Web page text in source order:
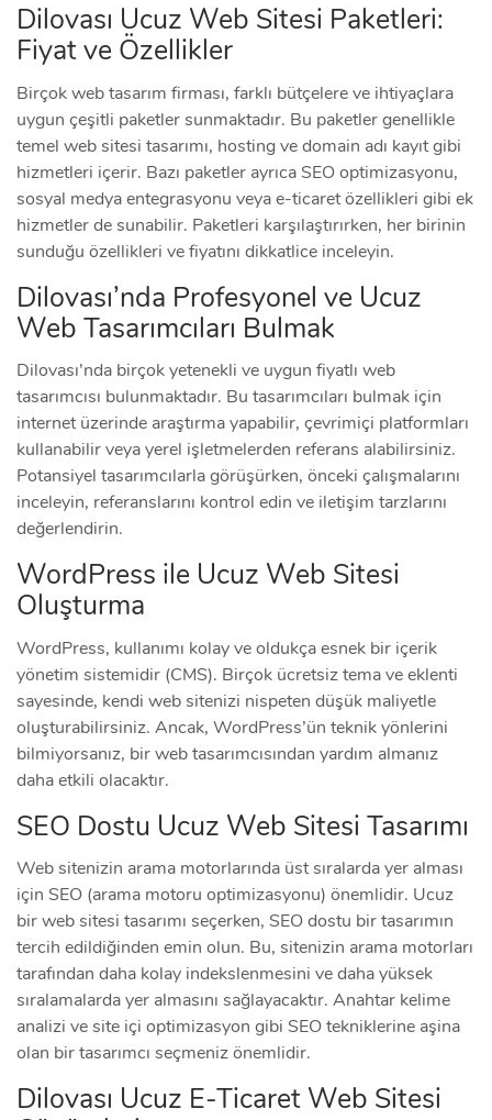
Dilovası Ucuz Web Sitesi Paketleri:
Fiyat ve Özellikler
Birçok web tasarım firması, farklı bütçelere ve ihtiyaçlara
uygun çeşitli paketler sunmaktadır. Bu paketler genellikle
temel web sitesi tasarımı, hosting ve domain adı kayıt gibi
hizmetleri içerir. Bazı paketler ayrıca SEO optimizasyonu,
sosyal medya entegrasyonu veya e-ticaret özellikleri gibi ek
hizmetler de sunabilir. Paketleri karşılaştırırken, her birinin
sunduğu özellikleri ve fiyatını dikkatlice inceleyin.
Dilovası’nda Profesyonel ve Ucuz
Web Tasarımcıları Bulmak
Dilovası’nda birçok yetenekli ve uygun fiyatlı web
tasarımcısı bulunmaktadır. Bu tasarımcıları bulmak için
internet üzerinde araştırma yapabilir, çevrimiçi platformları
kullanabilir veya yerel işletmelerden referans alabilirsiniz.
Potansiyel tasarımcılarla görüşürken, önceki çalışmalarını
inceleyin, referanslarını kontrol edin ve iletişim tarzlarını
değerlendirin.
WordPress ile Ucuz Web Sitesi
Oluşturma
WordPress, kullanımı kolay ve oldukça esnek bir içerik
yönetim sistemidir (CMS). Birçok ücretsiz tema ve eklenti
sayesinde, kendi web sitenizi nispeten düşük maliyetle
oluşturabilirsiniz. Ancak, WordPress’ün teknik yönlerini
bilmiyorsanız, bir web tasarımcısından yardım almanız
daha etkili olacaktır.
SEO Dostu Ucuz Web Sitesi Tasarımı
Web sitenizin arama motorlarında üst sıralarda yer alması
için SEO (arama motoru optimizasyonu) önemlidir. Ucuz
bir web sitesi tasarımı seçerken, SEO dostu bir tasarımın
tercih edildiğinden emin olun. Bu, sitenizin arama motorları
tarafından daha kolay indekslenmesini ve daha yüksek
sıralamalarda yer almasını sağlayacaktır. Anahtar kelime
analizi ve site içi optimizasyon gibi SEO tekniklerine aşina
olan bir tasarımcı seçmeniz önemlidir.
Dilovası Ucuz E-Ticaret Web Sitesi